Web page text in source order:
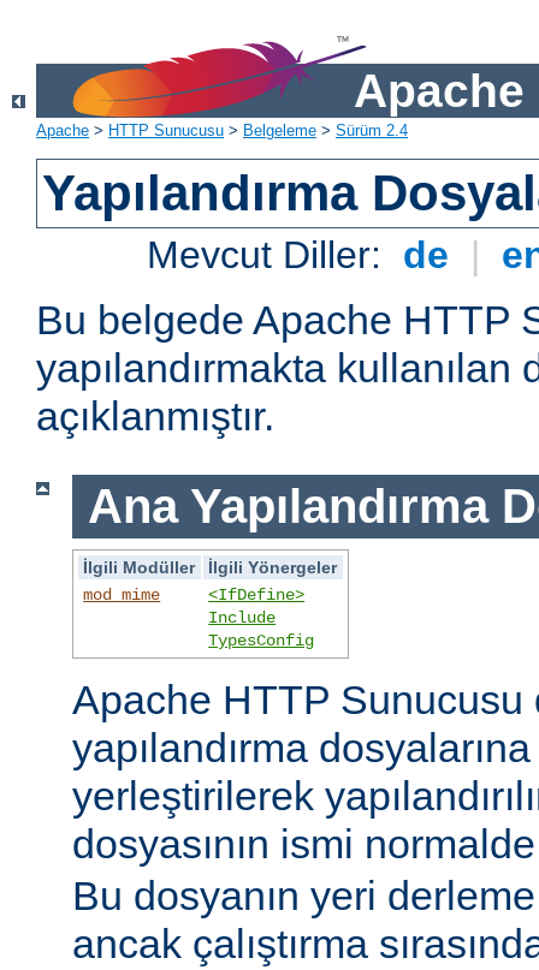
Apache
Apache > HTTP Sunucusu > Belgeleme > Sürüm 2.4
Yapılandırma
Mevcut Diller: de |
Bu belgede Apache HTTP
yapılandırmakta kullanılan
açıklanmıştır.
Ana Yapılandırma
İlgili Modüller
İlgili Yönergeler
mod_mime
<IfDefine>
Include
TypesConfig
Apache HTTP Sunucusu
yapılandırma
yerleştirilerek
dosyasının ismi
Bu dosyanın yeri
ancak çalıştırma